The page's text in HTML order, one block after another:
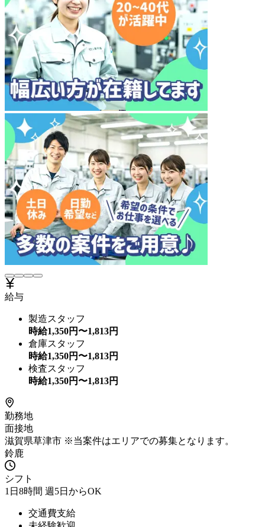
給与
製造スタッフ
時給1,350円〜1,813円
倉庫スタッフ
時給1,350円〜1,813円
検査スタッフ
時給1,350円〜1,813円
勤務地
面接地
滋賀県草津市 ※当案件はエリアでの募集となります。
鈴鹿
シフト
1日8時間 週5日からOK
交通費支給